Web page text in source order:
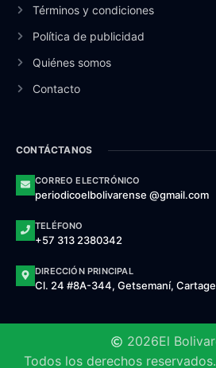
Términos y condiciones
Política de publicidad
Quiénes somos
Contacto
CONTÁCTANOS
CORREO ELECTRÓNICO
periodicoelbolivarense @gmail.com
TELÉFONO
+57 313 2380342
DIRECCIÓN PRINCIPAL
Cl. 24 #8A-344, Getsemaní,
2026El
Todos los derechos reservados.